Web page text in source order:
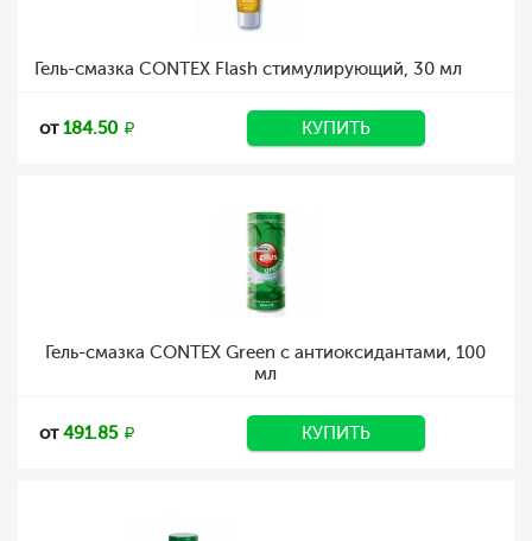
Гель-смазка CONTEX Flash стимулирующий, 30 мл
от184.50 КУПИТЬ
Гель-смазка CONTEX Green с антиоксидантами, 100
мл
от491.85 КУПИТЬ